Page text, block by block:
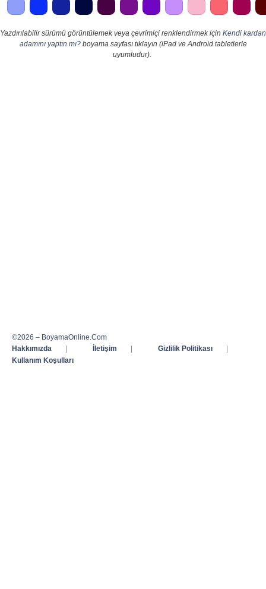
Yazdırılabilir sürümü görüntülemek veya çevrimiçi renklendirmek için Kendi kardan
adamını yaptın mı?boyama sayfası tıklayın (iPad ve Android tabletlerle
uyumludur).
©2026 – BoyamaOnline.Com
Hakkımızda
| İletişim | Gizlilik Politikası
|
Kullanım Koşulları